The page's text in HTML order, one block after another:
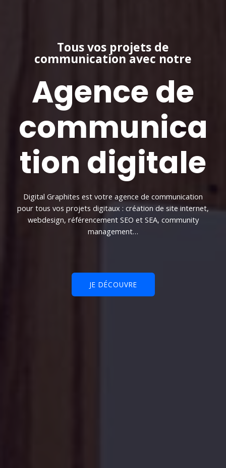
Tous vos projets de
communication avec notre
Agence de
communica
tion digitale
Digital Graphites est votre agence de communication
pour tous vos projets digitaux : création de site internet,
webdesign, référencement SEO et SEA, community
management…
JE DÉCOUVRE